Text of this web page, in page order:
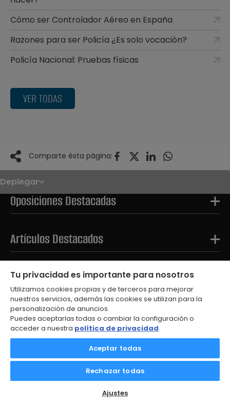
Cómo ser Controlador Aéreo en España
Razones para ser Policía ¿Es solo vocación?
Policía Nacional: Pruebas físicas
VER TODAS
Comparte ésta página:
Deplegar
Noticias
Oposiciones
Convocatorias
Paso paso
OPE 2026
Oposiciones Destacadas
Artículos Destacados
Tests Destacados
© 2026
Aviso Legal
Política de Privacidad
Política de Cookies
Contacto
Ajustes de cookies
Tu privacidad es importante para nosotros
Utilizamos cookies propias y de terceros para mejorar
nuestros servicios, además las cookies se utilizan para la
personalización de anuncios.
Puedes aceptarlas todas o cambiar la configuración o
acceder a nuestra política de privacidad.
Aceptar todas
Rechazar todas
Ajustes